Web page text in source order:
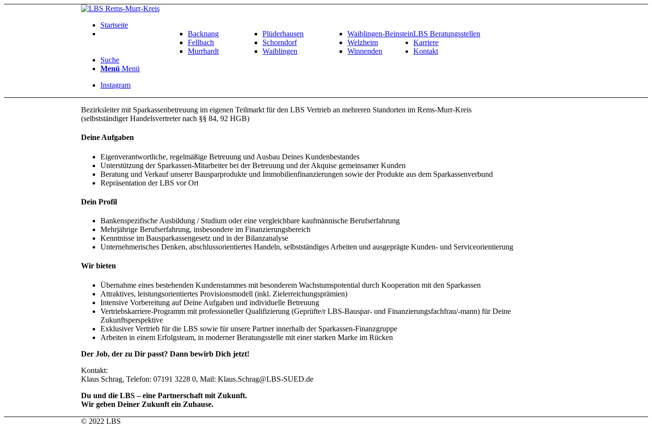
Startseite
LBS Beratungsstellen
Backnang
Fellbach
Murrhardt
Plüderhausen
Schorndorf
Waiblingen
Waiblingen-Beinstein
Welzheim
Winnenden
Karriere
Kontakt
Suche
Menü Menü
Instagram
Bezirksleiter mit Sparkassenbetreuung im eigenen Teilmarkt für den LBS Vertrieb an mehreren Standorten im Rems-Murr-Kreis
(selbstständiger Handelsvertreter nach §§ 84, 92 HGB)
Deine Aufgaben
Eigenverantwortliche, regelmäßige Betreuung und Ausbau Deines Kundenbestandes
Unterstützung der Sparkassen-Mitarbeiter bei der Betreuung und der Akquise gemeinsamer Kunden
Beratung und Verkauf unserer Bausparprodukte und Immobilienfinanzierungen sowie der Produkte aus dem Sparkassenverbund
Repräsentation der LBS vor Ort
Dein Profil
Bankenspezifische Ausbildung / Studium oder eine vergleichbare kaufmännische Berufserfahrung
Mehrjährige Berufserfahrung, insbesondere im Finanzierungsbereich
Kenntnisse im Bausparkassengesetz und in der Bilanzanalyse
Unternehmerisches Denken, abschlussorientiertes Handeln, selbstständiges Arbeiten und ausgeprägte Kunden- und Serviceorientierung
Wir bieten
Übernahme eines bestehenden Kundenstammes mit besonderem Wachstumspotential durch Kooperation mit den Sparkassen
Attraktives, leistungsorientiertes Provisionsmodell (inkl. Zielerreichungsprämien)
Intensive Vorbereitung auf Deine Aufgaben und individuelle Betreuung
Vertriebskarriere-Programm mit professioneller Qualifizierung (Geprüfte/r LBS-Bauspar- und Finanzierungsfachfrau/-mann) für Deine
Zukunftsperspektive
Exklusiver Vertrieb für die LBS sowie für unsere Partner innerhalb der Sparkassen-Finanzgruppe
Arbeiten in einem Erfolgsteam, in moderner Beratungsstelle mit einer starken Marke im Rücken
Der Job, der zu Dir passt? Dann bewirb Dich jetzt!
Kontakt:
Klaus Schrag, Telefon: 07191 3228 0, Mail: Klaus.Schrag@LBS-SUED.de
Du und die LBS – eine Partnerschaft mit Zukunft.
Wir geben Deiner Zukunft ein Zuhause.
© 2022 LBS